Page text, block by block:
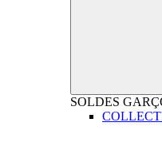
SOLDES